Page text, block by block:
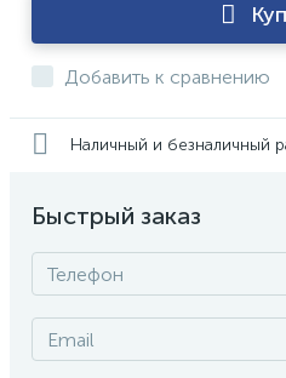
Добавить к сравнению
Наличный и безналичный
Быстрый заказ